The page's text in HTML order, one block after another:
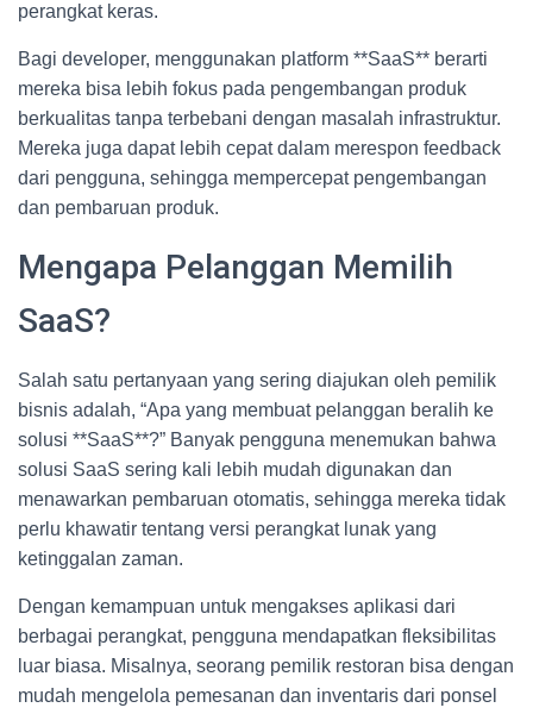
perangkat keras.
Bagi developer, menggunakan platform **SaaS** berarti
mereka bisa lebih fokus pada pengembangan produk
berkualitas tanpa terbebani dengan masalah infrastruktur.
Mereka juga dapat lebih cepat dalam merespon feedback
dari pengguna, sehingga mempercepat pengembangan
dan pembaruan produk.
Mengapa Pelanggan Memilih
SaaS?
Salah satu pertanyaan yang sering diajukan oleh pemilik
bisnis adalah, “Apa yang membuat pelanggan beralih ke
solusi **SaaS**?” Banyak pengguna menemukan bahwa
solusi SaaS sering kali lebih mudah digunakan dan
menawarkan pembaruan otomatis, sehingga mereka tidak
perlu khawatir tentang versi perangkat lunak yang
ketinggalan zaman.
Dengan kemampuan untuk mengakses aplikasi dari
berbagai perangkat, pengguna mendapatkan fleksibilitas
luar biasa. Misalnya, seorang pemilik restoran bisa dengan
mudah mengelola pemesanan dan inventaris dari ponsel